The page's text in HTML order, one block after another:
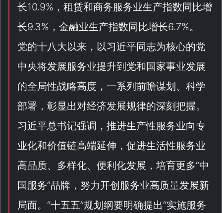
长10.9%，租赁和商务服务业生产指数同比增
长9.3%，金融业生产指数同比增长6.7%。
党的十八大以来，以习近平同志为核心的党
中央将发展服务业提升到党和国家事业发展
的全局性战略高度，一系列前瞻谋划、科学
部署，彰显出对经济发展规律的深刻把握。
习近平总书记强调，推进生产性服务业向专
业化和价值链高端延伸，促进生活性服务业
高品质、多样化、便利化发展，培育更多“中
国服务”品牌，努力开创服务业高质量发展新
局面。“十五五”规划纲要明确提出“实施服务